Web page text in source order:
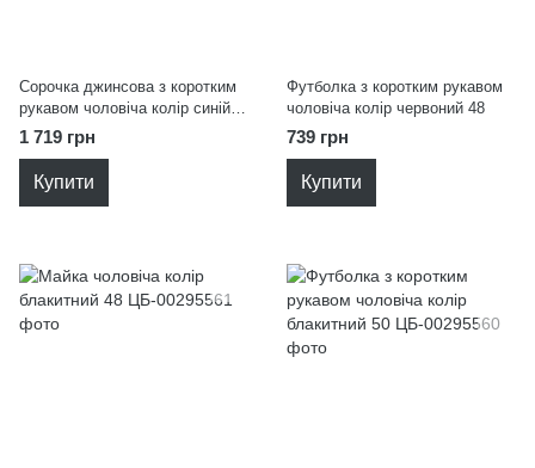
Сорочка джинсова з коротким
рукавом чоловіча колір синій
54
1 719 грн
Купити
Футболка з коротким рукавом
чоловіча колір червоний 48
739 грн
Купити